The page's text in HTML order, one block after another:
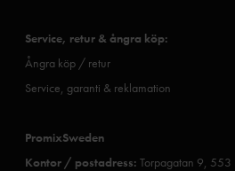
Service, retur & ångra köp:
Ångra köp / retur
Service, garanti & reklamation
PromixSweden
Kontor / postadress: Torpagatan 9, 553